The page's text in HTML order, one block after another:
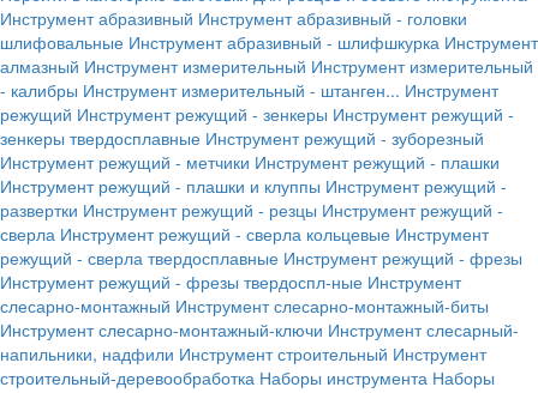
Инструмент абразивный Инструмент абразивный - головки
шлифовальные Инструмент абразивный - шлифшкурка Инструмент
алмазный Инструмент измерительный Инструмент измерительный
- калибры Инструмент измерительный - штанген... Инструмент
режущий Инструмент режущий - зенкеры Инструмент режущий -
зенкеры твердосплавные Инструмент режущий - зуборезный
Инструмент режущий - метчики Инструмент режущий - плашки
Инструмент режущий - плашки и клуппы Инструмент режущий -
развертки Инструмент режущий - резцы Инструмент режущий -
сверла Инструмент режущий - сверла кольцевые Инструмент
режущий - сверла твердосплавные Инструмент режущий - фрезы
Инструмент режущий - фрезы твердоспл-ные Инструмент
слесарно-монтажный Инструмент слесарно-монтажный-биты
Инструмент слесарно-монтажный-ключи Инструмент слесарный-
напильники, надфили Инструмент строительный Инструмент
строительный-деревообработка Наборы инструмента Наборы